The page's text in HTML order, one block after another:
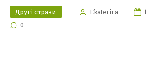
Другі страви Ekaterina
0